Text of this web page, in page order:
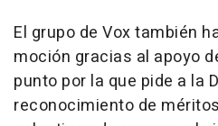
El grupo de Vox también
moción gracias al apoyo
punto por la que pide a la
reconocimiento de